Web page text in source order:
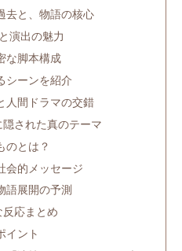
去と、物語の核心
演出の魅力
な脚本構成
シーンを紹介
人間ドラマの交錯
された真のテーマ
のとは？
会的メッセージ
語展開の予測
応まとめ
イント